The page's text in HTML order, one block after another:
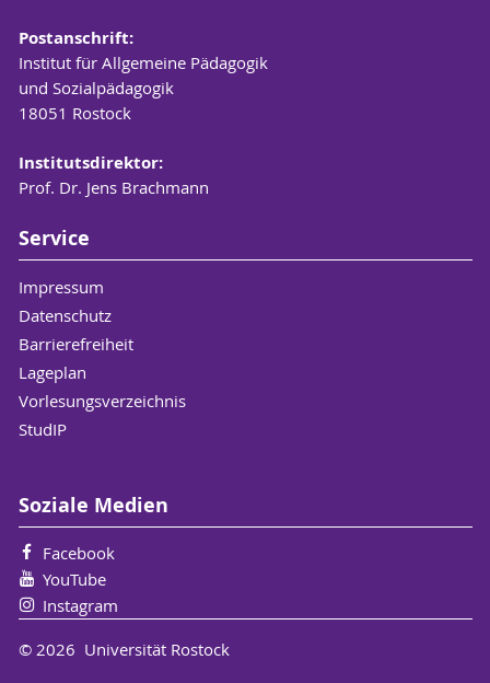
Postanschrift:
Institut für Allgemeine Pädagogik
und Sozialpädagogik
18051 Rostock
Institutsdirektor:
Prof. Dr. Jens Brachmann
Service
Impressum
Datenschutz
Barrierefreiheit
Lageplan
Vorlesungsverzeichnis
StudIP
Soziale Medien
Facebook
YouTube
Instagram
© 2026 Universität Rostock